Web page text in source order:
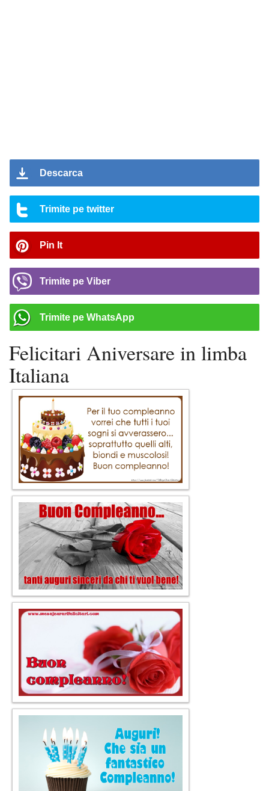
Descarca
Trimite pe twitter
Pin It
Trimite pe Viber
Trimite pe WhatsApp
Felicitari Aniversare in limba
Italiana